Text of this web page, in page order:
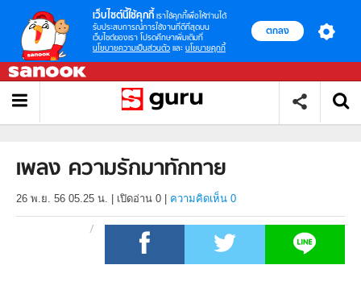
เว็บไซต์นี้ใช้คุกกี้ เราใช้คุกกี้เพื่อให้ท่านได้
รับประสบการณ์การใช้งานที่ดีที่สุดบน
เว็บไซต์ของเรา โปรดศึกษาเพิ่มเติมที่
นโยบายความเป็นส่วนตัว และ นโยบายคุกกี้
ตกลง
เพลง ความรักมาทักทาย
26 พ.ย. 56 05.25 น. เปิดอ่าน 0 ความคิดเห็น 0